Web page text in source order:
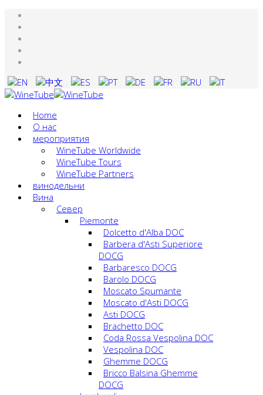
Home
О нас
мероприятия
WineTube Worldwide
WineTube Tours
WineTube Partners
винодельни
Вина
Cевер
Piemonte
Dolcetto d'Alba DOC
Barbera d'Asti Superiore
DOCG
Barbaresco DOCG
Barolo DOCG
Moscato Spumante
Moscato d'Asti DOCG
Asti DOCG
Brachetto DOC
Coda Rossa Vespolina DOC
Vespolina DOC
Ghemme DOCG
Bricco Balsina Ghemme
DOCG